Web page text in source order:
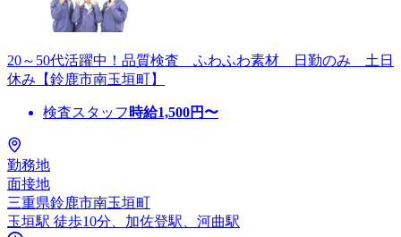
20～50代活躍中！品質検査 ふわふわ素材 日勤のみ 土日
休み【鈴鹿市南玉垣町】
検査スタッフ 時給1,500円〜
勤務地
面接地
三重県鈴鹿市南玉垣町
玉垣駅 徒歩10分、加佐登駅、河曲駅